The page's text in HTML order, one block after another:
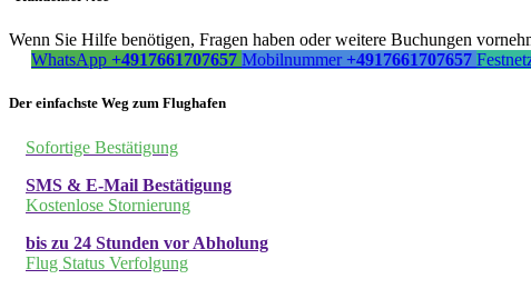
Wenn Sie Hilfe benötigen, Fragen haben oder weitere Buchungen
WhatsApp +4917661707657 Mobilnummer +4917661707657
Der einfachste Weg zum Flughafen
Sofortige Bestätigung
SMS & E-Mail Bestätigung
Kostenlose Stornierung
bis zu 24 Stunden vor Abholung
Flug Status Verfolgung